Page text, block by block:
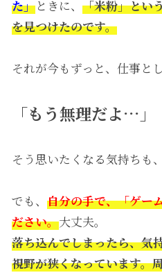
た」ときに、 「米粉」とい
を見つけたのです。
それが今もずっと、仕事と
「もう無理だよ…」
そう思いたくなる気持ちも
でも、 自分の手で、「ゲー
ださい。大丈夫。
落ち込んでしまったら、気
視野が狭くなっています。